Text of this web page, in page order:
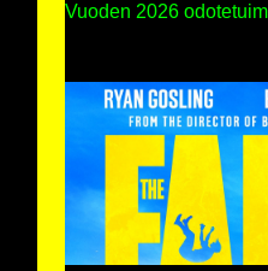
Vuoden 2026